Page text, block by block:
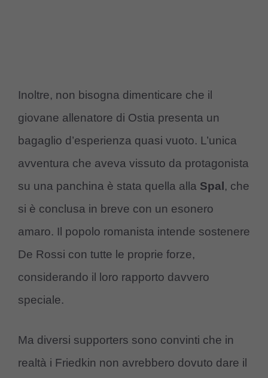
Inoltre, non bisogna dimenticare che il
giovane allenatore di Ostia presenta un
bagaglio d’esperienza quasi vuoto. L’unica
avventura che aveva vissuto da protagonista
su una panchina è stata quella alla Spal , che
si è conclusa in breve con un esonero
amaro. Il popolo romanista intende sostenere
De Rossi con tutte le proprie forze,
considerando il loro rapporto davvero
speciale.
Ma diversi supporters sono convinti che in
realtà i Friedkin non avrebbero dovuto dare il